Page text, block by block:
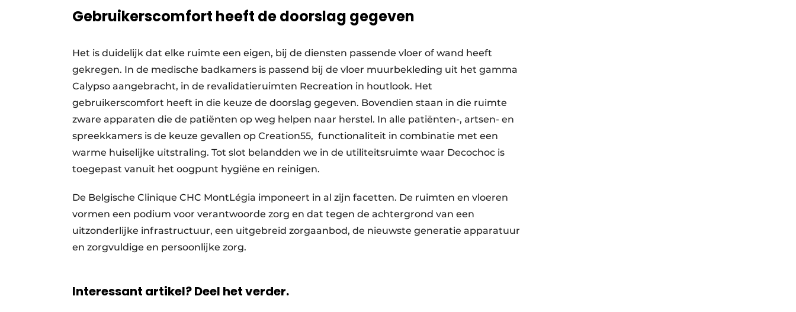
Gebruikerscomfort heeft de doorslag gegeven
Het is duidelijk dat elke ruimte een eigen, bij de diensten passende vloer of wand heeft
gekregen. In de medische badkamers is passend bij de vloer muurbekleding uit het gamma
Calypso aangebracht, in de revalidatieruimten Recreation in houtlook. Het
gebruikerscomfort heeft in die keuze de doorslag gegeven. Bovendien staan in die ruimte
zware apparaten die de patiënten op weg helpen naar herstel. In alle patiënten-, artsen- en
spreekkamers is de keuze gevallen op Creation55, functionaliteit in combinatie met een
warme huiselijke uitstraling. Tot slot belandden we in de utiliteitsruimte waar Decochoc is
toegepast vanuit het oogpunt hygiëne en reinigen.
De Belgische Clinique CHC MontLégia imponeert in al zijn facetten. De ruimten en vloeren
vormen een podium voor verantwoorde zorg en dat tegen de achtergrond van een
uitzonderlijke infrastructuur, een uitgebreid zorgaanbod, de nieuwste generatie apparatuur
en zorgvuldige en persoonlijke zorg.
Interessant artikel? Deel het verder.